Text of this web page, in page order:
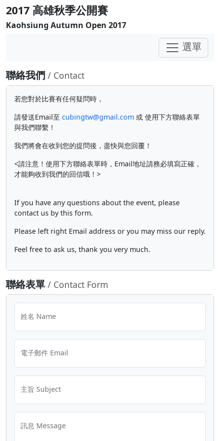
2017 高雄秋季公開賽
Kaohsiung Autumn Open 2017
選單
聯絡我們 / Contact
若您對於比賽有任何疑問時，
請發送Email至 cubingtw@gmail.com 或 使用下方聯絡表單
與我們聯繫！
我們將會在收到您的提問後，盡快與您回覆！
<請注意！使用下方聯絡表單時，Email地址請務必填寫正確，
才能夠收到我們的回信哦！>
If you have any questions about the event, please
contact us by this form.
Please left right Email address or you may miss our reply.
Feel free to ask us, thank you very much.
聯絡表單 / Contact Form
姓名 Name
電子郵件 Email
主旨 Subject
訊息 Message